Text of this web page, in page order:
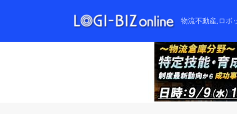
物流不動産,ロボ